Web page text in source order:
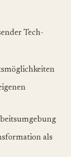
Tech-
als